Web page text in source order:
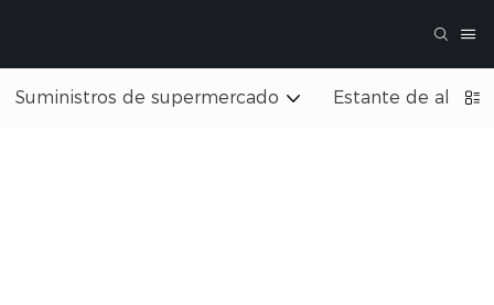
Suministros de supermercado Estante de